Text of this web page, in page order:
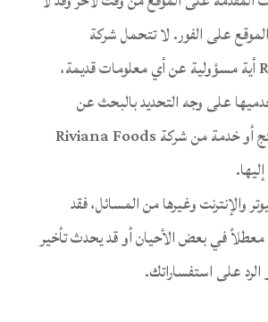
على الفور. لا تتحمل شركة
Riviana Foods أية مسؤولية عن أي معلومات قديمة،
على وجه التحديد بالبحث عن
معلومات حول منتج أو خدمة من شركة Riviana Foods
والإنترنت وغيرها من المسائل، فقد
في بعض الأحيان أو قد يحدث تأخير
على استفساراتك.